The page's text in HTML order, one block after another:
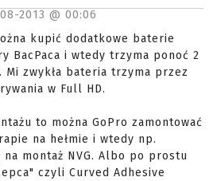
2013 @ 00:06
kupić dodatkowe baterie
BacPaca i wtedy trzyma ponoć 2
Mi zwykła bateria trzyma przez
w Full HD.
to można GoPro zamontować
na hełmie i wtedy np.
montaż NVG. Albo po prostu
czyli Curved Adhesive